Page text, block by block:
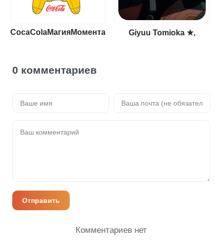
CocaColaМагияМомента Giyuu Tomioka ★,
0 комментариев
Отправить
Комментариев нет